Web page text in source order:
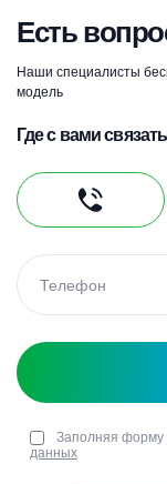
Есть
Наши специалисты
модель
Где с вами
Заполняя форму
данных